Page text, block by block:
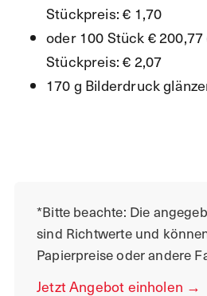
Stückpreis: € 1,70
oder 100 Stück € 200,77
Stückpreis: € 2,07
170 g Bilderdruck
*Bitte beachte: Die
sind Richtwerte und
Papierpreise oder andere
Jetzt Angebot einholen →